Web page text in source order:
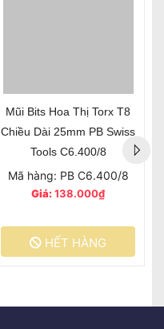
Mũi Bits Hoa Thị Torx T8
Chiều Dài 25mm PB Swiss
Tools C6.400/8
Mã hàng: PB C6.400/8
Giá:138.000₫
HẾT HÀNG